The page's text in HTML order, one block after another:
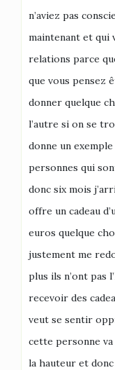
n’aviez pas
maintenant et qui
relations parce
que vous pensez
donner quelque
l’autre si on se
donne un
personnes qui
donc six mois
offre un cadeau
euros quelque
justement me
plus ils n’ont pas
recevoir des
veut se sentir
cette personne
la hauteur et